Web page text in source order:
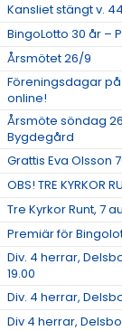
Kansliet stängt v. 44
BingoLotto 30 år –
Årsmötet 26/9
Föreningsdagar på
online!
Årsmöte söndag
Bygdegård
Grattis Eva Olsson
OBS! TRE KYRKOR
Tre Kyrkor Runt, 7
Premiär för
Div. 4 herrar,
19.00
Div. 4 herrar,
Div 4 herrar, Delsbo